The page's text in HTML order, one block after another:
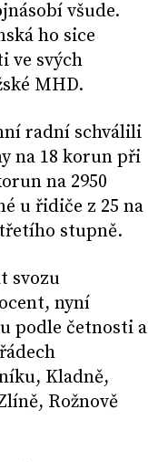
všude.
ho sice
ve svých
MHD.
radní schválili
na 18 korun při
na 2950
u řidiče z 25 na
stupně.
svozu
nyní
podle četnosti a
Kladně,
Rožnově